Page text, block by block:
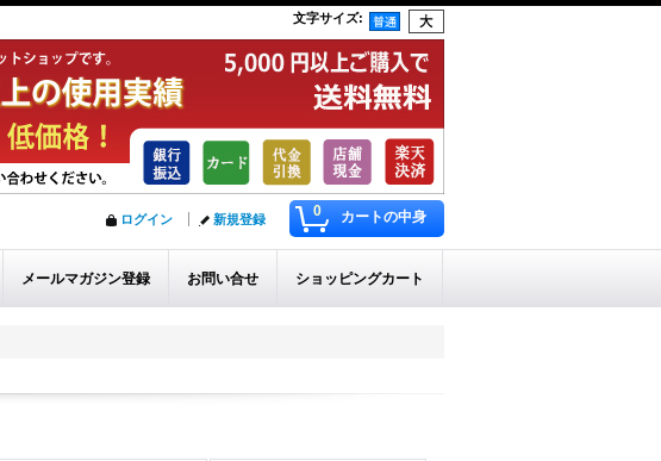
文字サイズ:
0 カートの中身
ログイン 新規登録
メールマガジン登録 お問い合せ ショッピングカート